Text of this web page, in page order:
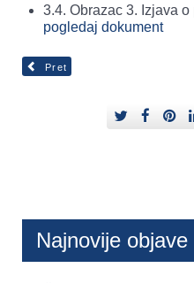
3.4. Obrazac 3. Izjava
pogledaj dokument
Pret
Najnovije objave